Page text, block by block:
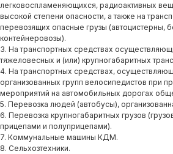
легковоспламеняющихся, радиоактивных
высокой степени опасности, а также на
перевозящих опасные грузы (автоцистерны,
контейнеровозы).
3. На транспортных средствах
тяжеловесных и (или) крупногабаритных
4. На транспортных средствах,
организованных групп велосипедистов при
мероприятий на автомобильных дорогах
5. Перевозка людей (автобусы),
6. Перевозка крупногабаритных грузов
прицепами и полуприцепами).
7. Коммунальные машины КДМ.
8. Сельхозтехники.